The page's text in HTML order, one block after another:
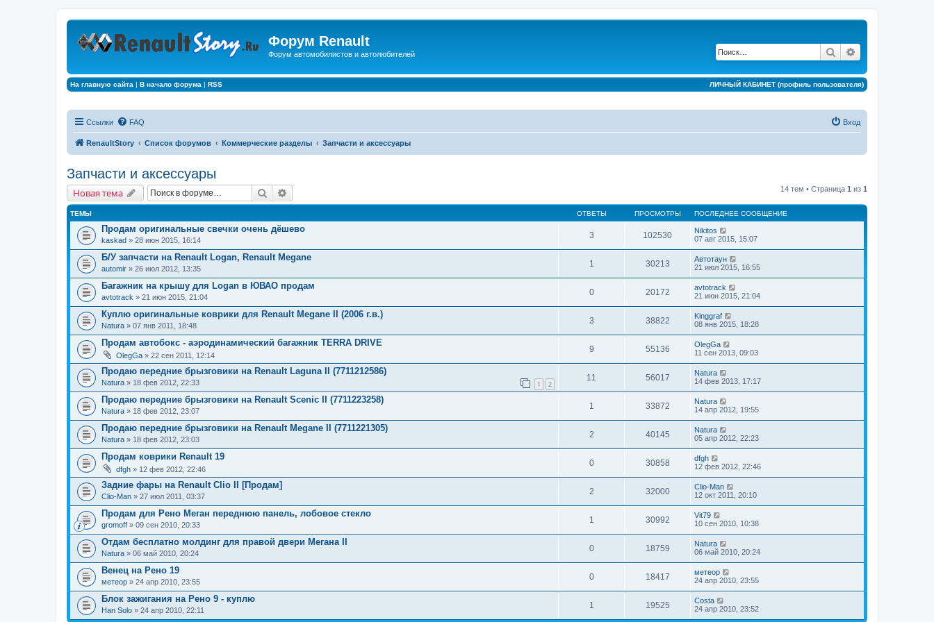
Форум Renault
Форум автомобилистов и автолюбителей Поиск
На главную сайта | В начало форума | RSS ЛИЧНЫЙ КАБИНЕТ (профиль пользователя)
Ссылки FAQ Вход
RenaultStory Список форумов Коммерческие разделы Запчасти и аксессуары
Запчасти и аксессуары
Новая тема Поиск 14 тем • Страница 1 из 1
ТЕМЫ ОТВЕТЫ ПРОСМОТРЫ ПОСЛЕДНЕЕ СООБЩЕНИЕ
Продам оригинальные свечки очень дёшево
kaskad » 28 июн 2015, 16:14
3 102530
Nikitos
07 авг 2015, 15:07
Б/У запчасти на Renault Logan, Renault Megane
automir » 26 июл 2012, 13:35
1 30213
Автотаун
21 июл 2015, 16:55
Багажник на крышу для Logan в ЮВАО продам
avtotrack » 21 июн 2015, 21:04
0 20172
avtotrack
21 июн 2015, 21:04
Куплю оригинальные коврики для Renault Megane II (2006 г.в.)
Natura » 07 янв 2011, 18:48
3 38822
Kinggraf
08 янв 2015, 18:28
Продам автобокс - аэродинамический багажник TERRA DRIVE
OlegGa » 22 сен 2011, 12:14
9 55136
OlegGa
11 сен 2013, 09:03
Продаю передние брызговики на Renault Laguna II (7711212586)
Natura » 18 фев 2012, 22:33 1 2
11 56017
Natura
14 фев 2013, 17:17
Продаю передние брызговики на Renault Scenic II (7711223258)
Natura » 18 фев 2012, 23:07
1 33872
Natura
14 апр 2012, 19:55
Продаю передние брызговики на Renault Megane II (7711221305)
Natura » 18 фев 2012, 23:03
2 40145
Natura
05 апр 2012, 22:23
Продам коврики Renault 19
dfgh » 12 фев 2012, 22:46
0 30858
dfgh
12 фев 2012, 22:46
Задние фары на Renault Clio II [Продам]
Clio-Man » 27 июл 2011, 03:37
2 32000
Clio-Man
12 окт 2011, 20:10
Продам для Рено Меган переднюю панель, лобовое стекло
gromoff » 09 сен 2010, 20:33
1 30992
Vit79
10 сен 2010, 10:38
Отдам бесплатно молдинг для правой двери Мегана II
Natura » 06 май 2010, 20:24
0 18759
Natura
06 май 2010, 20:24
Венец на Рено 19
метеор » 24 апр 2010, 23:55
0 18417
метеор
24 апр 2010, 23:55
Блок зажигания на Рено 9 - куплю
Han Solo » 24 апр 2010, 22:11
1 19525
Costa
24 апр 2010, 23:52